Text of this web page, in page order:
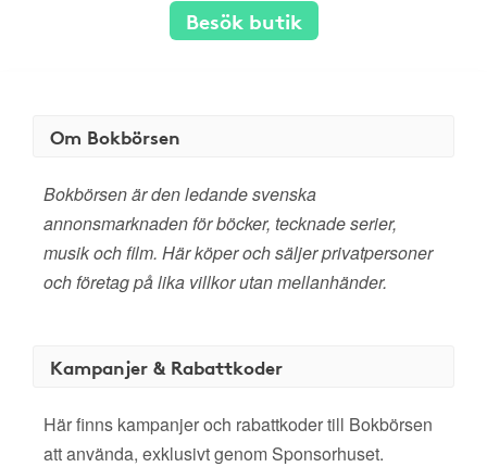
Besök butik
Om Bokbörsen
Bokbörsen är den ledande svenska
annonsmarknaden för böcker, tecknade serier,
musik och film. Här köper och säljer privatpersoner
och företag på lika villkor utan mellanhänder.
Kampanjer & Rabattkoder
Här finns kampanjer och rabattkoder till Bokbörsen
att använda, exklusivt genom Sponsorhuset.